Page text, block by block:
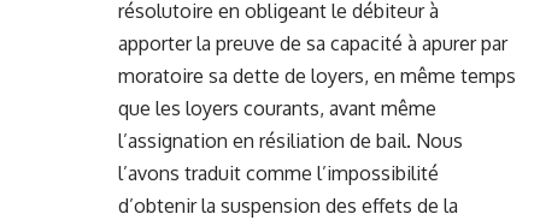
résolutoire en obligeant le débiteur à
apporter la preuve de sa capacité à apurer par
moratoire sa dette de loyers, en même temps
que les loyers courants, avant même
l’assignation en résiliation de bail. Nous
l’avons traduit comme l’impossibilité
d’obtenir la suspension des effets de la